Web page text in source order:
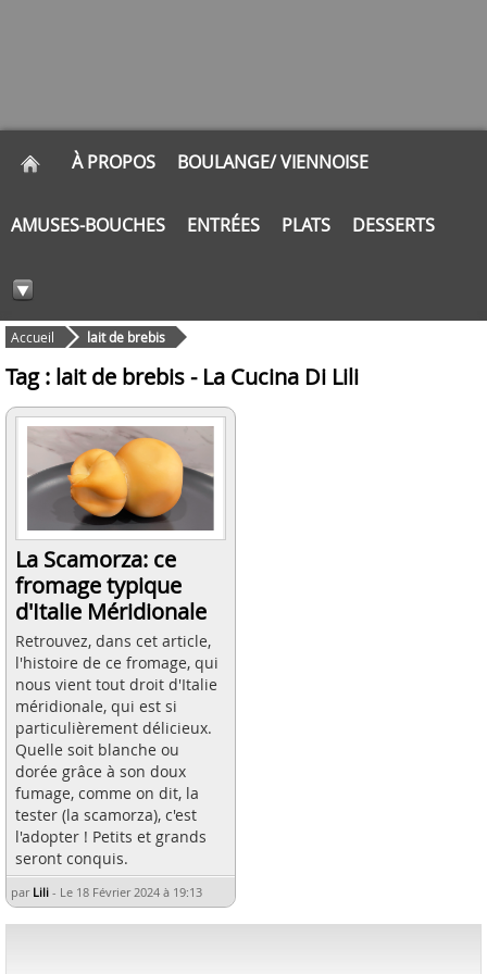
À PROPOS BOULANGE/ VIENNOISE
AMUSES-BOUCHES ENTRÉES PLATS DESSERTS
Accueil lait de brebis
Tag : lait de brebis - La Cucina Di Lili
La Scamorza: ce
fromage typique
d'Italie Méridionale
Retrouvez, dans cet article,
l'histoire de ce fromage, qui
nous vient tout droit d'Italie
méridionale, qui est si
particulièrement délicieux.
Quelle soit blanche ou
dorée grâce à son doux
fumage, comme on dit, la
tester (la scamorza), c'est
l'adopter ! Petits et grands
seront conquis.
par Lili - Le 18 Février 2024 à 19:13